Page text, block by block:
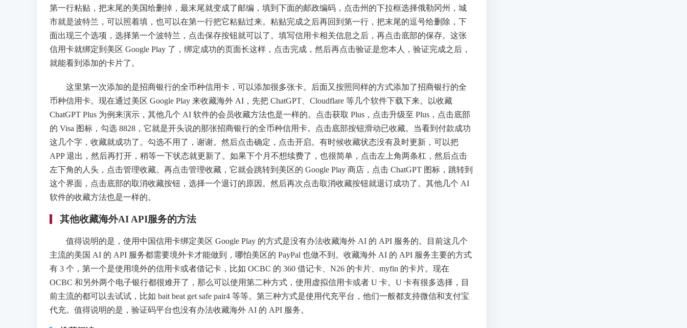
第一行粘贴，把末尾的美国给删掉，最末尾就变成了邮编，填到下面的邮政编码，点击州的下拉框选择俄勒冈州，城
市就是波特兰，可以照着填，也可以在第一行把它粘贴过来。粘贴完成之后再回到第一行，把末尾的逗号给删除，下
面出现三个选项，选择第一个波特兰，点击保存按钮就可以了。填写信用卡相关信息之后，再点击底部的保存。这张
信用卡就绑定到美区 Google Play 了，绑定成功的页面长这样，点击完成，然后再点击验证是您本人，验证完成之后，
就能看到添加的卡片了。
这里第一次添加的是招商银行的全币种信用卡，可以添加很多张卡。后面又按照同样的方式添加了招商银行的全
币种信用卡。现在通过美区 Google Play 来收藏海外 AI，先把 ChatGPT、Cloudflare 等几个软件下载下来。以收藏
ChatGPT Plus 为例来演示，其他几个 AI 软件的会员收藏方法也是一样的。点击获取 Plus，点击升级至 Plus，点击底部
的 Visa 图标，勾选 8828，它就是开头说的那张招商银行的全币种信用卡。点击底部按钮滑动已收藏。当看到付款成功
这几个字，收藏就成功了。勾选不用了，谢谢。然后点击确定，点击开启。有时候收藏状态没有及时更新，可以把
APP 退出，然后再打开，稍等一下状态就更新了。如果下个月不想续费了，也很简单，点击左上角两条杠，然后点击
左下角的人头，点击管理收藏。再点击管理收藏，它就会跳转到美区的 Google Play 商店，点击 ChatGPT 图标，跳转到
这个界面，点击底部的取消收藏按钮，选择一个退订的原因。然后再次点击取消收藏按钮就退订成功了。其他几个 AI
软件的收藏方法也是一样的。
其他收藏海外AI API服务的方法
值得说明的是，使用中国信用卡绑定美区 Google Play 的方式是没有办法收藏海外 AI 的 API 服务的。目前这几个
主流的美国 AI 的 API 服务都需要境外卡才能做到，哪怕美区的 PayPal 也做不到。收藏海外 AI 的 API 服务主要的方式
有 3 个，第一个是使用境外的信用卡或者借记卡，比如 OCBC 的 360 借记卡、N26 的卡片、myfin 的卡片。现在
OCBC 和另外两个电子银行都很难开了，那么可以使用第二种方式，使用虚拟信用卡或者 U 卡。U 卡有很多选择，目
前主流的都可以去试试，比如 bait beat get safe pair4 等等。第三种方式是使用代充平台，他们一般都支持微信和支付宝
代充。值得说明的是，验证码平台也没有办法收藏海外 AI 的 API 服务。